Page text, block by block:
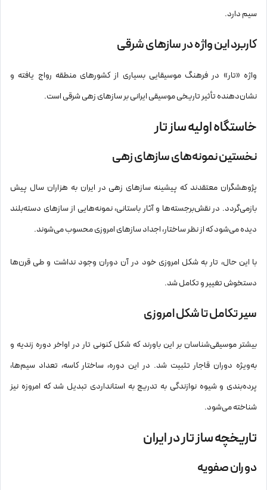
جایگاه جهانی ساز تار
سیم دارد.
کاربرد این واژه در سازهای شرقی
واژه «تار» در فرهنگ موسیقایی بسیاری از کشورهای منطقه رواج یافته و
نشان‌دهنده تأثیر تاریخی موسیقی ایرانی بر سازهای زهی شرقی است.
خاستگاه اولیه ساز تار
نخستین نمونه‌های سازهای زهی
پژوهشگران معتقدند که پیشینه سازهای زهی در ایران به هزاران سال پیش
بازمی‌گردد. در نقش‌برجسته‌ها و آثار باستانی، نمونه‌هایی از سازهای دسته‌بلند
دیده می‌شود که از نظر ساختار، اجداد سازهای امروزی محسوب می‌شوند.
با این حال، تار به شکل امروزی خود در آن دوران وجود نداشت و طی قرن‌ها
دستخوش تغییر و تکامل شد.
سیر تکامل تا شکل امروزی
بیشتر موسیقی‌شناسان بر این باورند که شکل کنونی تار در اواخر دوره زندیه و
به‌ویژه دوران قاجار تثبیت شد. در این دوره، ساختار کاسه، تعداد سیم‌ها،
پرده‌بندی و شیوه نوازندگی به تدریج به استانداردی تبدیل شد که امروزه نیز
شناخته می‌شود.
تاریخچه ساز تار در ایران
دوران صفویه